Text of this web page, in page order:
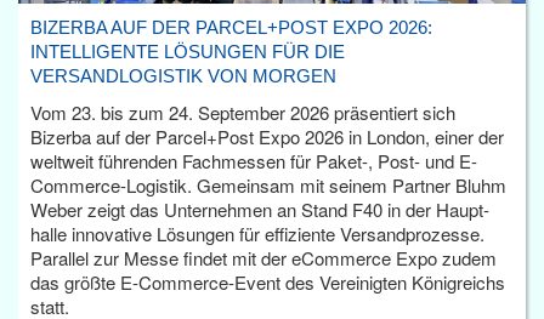
BIZERBA AUF DER PARCEL+POST EXPO 2026:
INTELLIGENTE LÖSUNGEN FÜR DIE
VERSANDLOGISTIK VON MORGEN
Vom 23. bis zum 24. September 2026 präsentiert sich
Bizerba auf der Parcel+Post Expo 2026 in London, einer der
weltweit führenden Fachmessen für Paket-, Post- und E-
Commerce-Logistik. Gemeinsam mit seinem Partner Bluhm
Weber zeigt das Unternehmen an Stand F40 in der Haupt­
halle innovative Lösungen für effiziente Versandprozesse.
Parallel zur Messe findet mit der eCommerce Expo zudem
das größte E-Commerce-Event des Vereinigten Königreichs
statt.